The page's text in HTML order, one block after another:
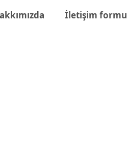
İletişim formu